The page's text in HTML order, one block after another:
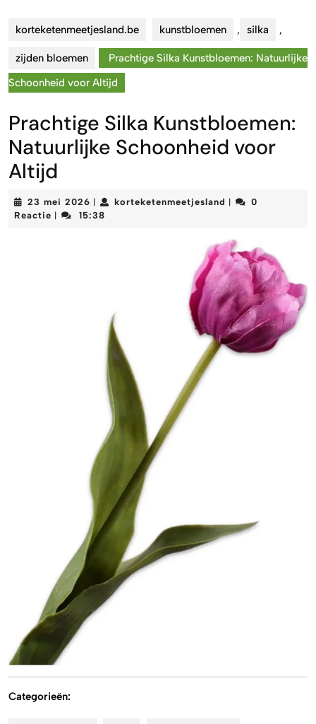
korteketenmeetjesland.be kunstbloemen , silka ,
zijden bloemen
Prachtige Silka Kunstbloemen: Natuurlijke
Schoonheid voor Altijd
Prachtige Silka Kunstbloemen:
Natuurlijke Schoonheid voor
Altijd
23 mei 2026 23
mei
korteketenmeetjesland
0
Reactie
15:38
Categorieën: